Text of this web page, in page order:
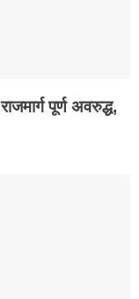
पूर्ण अवरुद्ध,